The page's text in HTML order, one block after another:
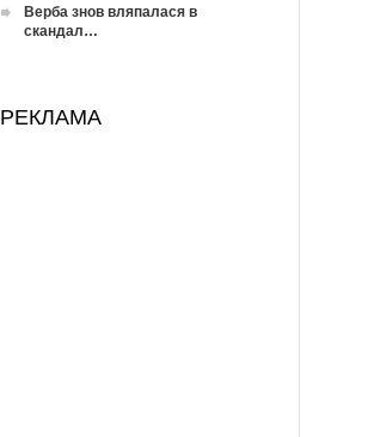
Верба знов вляпалася в
скандал…
РЕКЛАМА